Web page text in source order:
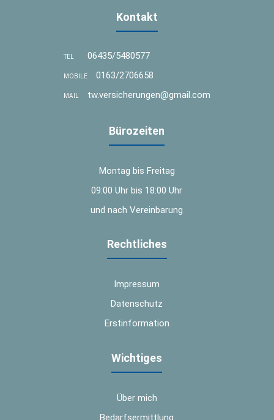
Kontakt
TEL 06435/5480577
MOBILE 0163/2706658
MAIL tw.versicherungen@gmail.com
Bürozeiten
Montag bis Freitag
09:00 Uhr bis 18:00 Uhr
und nach Vereinbarung
Rechtliches
Impressum
Datenschutz
Erstinformation
Wichtiges
Über mich
Bedarfsermittlung